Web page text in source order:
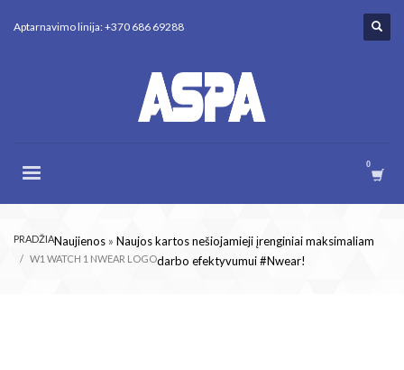
Aptarnavimo linija: +370 686 69288
PRADŽIANaujienos » Naujos kartos nešiojamieji įrenginiai maksimaliam
darbo efektyvumui #Nwear!
W1 WATCH 1 NWEAR LOGO